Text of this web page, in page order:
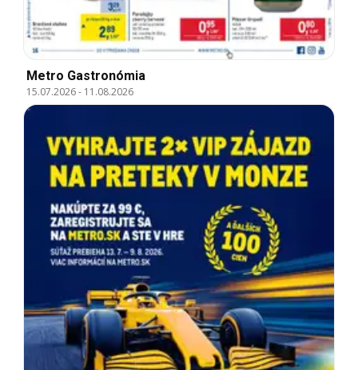
Metro Gastronómia
15.07.2026- 11.08.2026